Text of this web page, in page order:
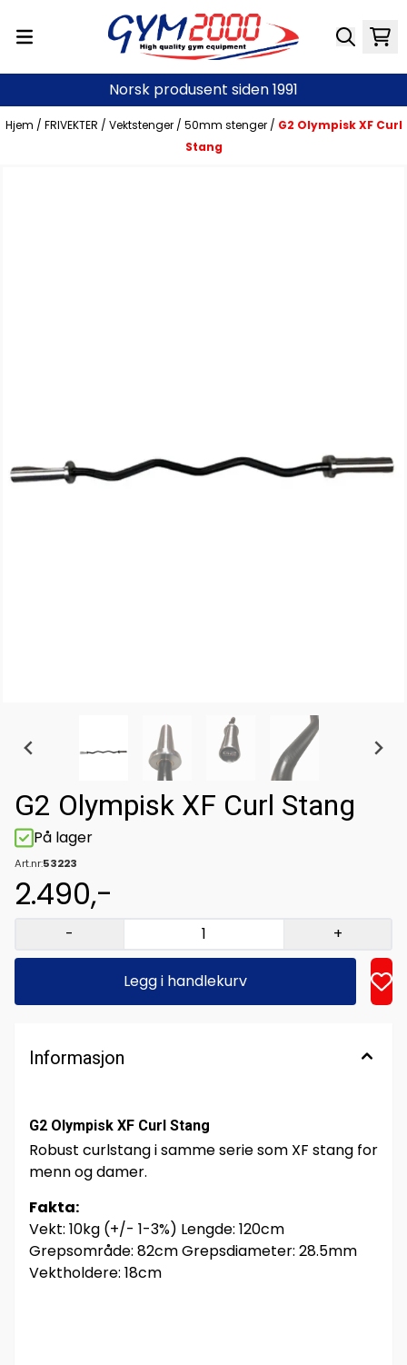
Norsk produsent siden 1991
Hjem / FRIVEKTER / Vektstenger / 50mm stenger / G2 Olympisk XF Curl
Stang
G2 Olympisk XF Curl Stang
På lager
Art.nr:53223
2.490,-
- +
Legg i handlekurv
Informasjon
G2 Olympisk XF Curl Stang
Robust curlstang i samme serie som XF stang for
menn og damer.
Fakta:
Vekt: 10kg (+/- 1-3%) Lengde: 120cm
Grepsområde: 82cm Grepsdiameter: 28.5mm
Vektholdere: 18cm